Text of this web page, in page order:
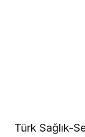
Türk Sağlık-